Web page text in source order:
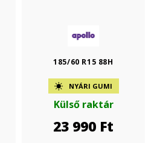
185/60 R15 88H
NYÁRI GUMI
Külső raktár
23 990 Ft